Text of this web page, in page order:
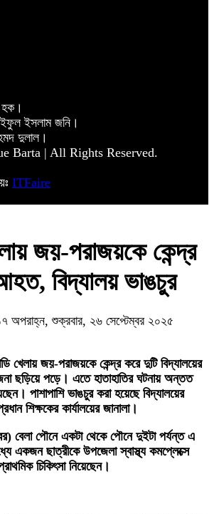
ইসলাম জনি।
দুলাল।
Barta | All Rights Reserved.
ITFaire
জয়-পরাজয়কে কেন্দ্র
বিদ্যালয় ভাঙচুর
শুক্রবার, ২৬ সেপ্টেম্বর ২০২৫
খেলায় জয়-পরাজয়কে কেন্দ্র করে দুটি বিদ্যালয়ের
ছড়িয়ে পড়ে। এতে হাতাহাতির ঘটনায় অন্তত
পাশাপাশি ভাঙচুর করা হয়েছে বিদ্যালয়ের
শিক্ষকের কার্যালয়ের জানালা।
বেলা পৌনে একটা থেকে পৌনে দুইটা পর্যন্ত এ
একজন ছাত্রীকে উপজেলা স্বাস্থ্য কমপ্লেক্সে
চিকিৎসা নিয়েছেন।